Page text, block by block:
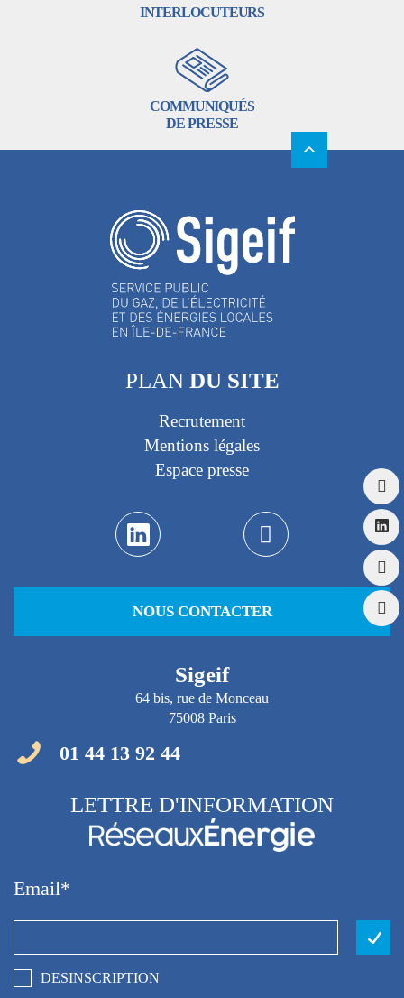
INTERLOCUTEURS
COMMUNIQUÉS
DE PRESSE
PLAN DU SITE
Recrutement
Mentions légales
Espace presse
NOUS CONTACTER
Sigeif
64 bis, rue de Monceau
75008 Paris
01 44 13 92 44
LETTRE D'INFORMATION
Email
DESINSCRIPTION